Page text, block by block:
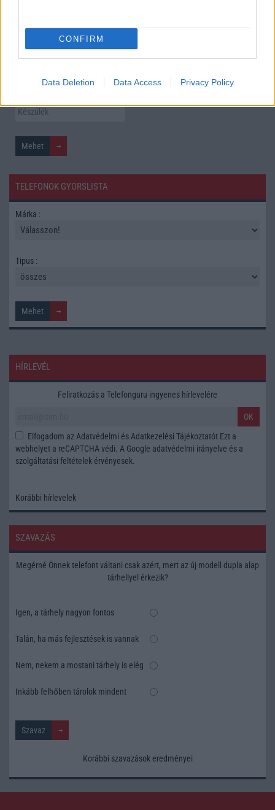
CONFIRM
Data Deletion Data Access Privacy Policy
Mennyibe kerül
Keressen a telefonboltok ajánlatai között!
TELEFONOK GYORSLISTA
Márka :
Tipus :
HÍRLEVÉL
Feliratkozás a Telefonguru ingyenes hírlevelére
OK
Elfogadom az Adatvédelmi és Adatkezelési Tájékoztatót Ezt a
webhelyet a reCAPTCHA védi. A Google adatvédelmi irányelve és a
szolgáltatási feltételek érvényesek.
Korábbi hírlevelek
SZAVAZÁS
Megérné Önnek telefont váltani csak azért, mert az új modell dupla alap
tárhellyel érkezik?
Igen, a tárhely nagyon fontos
Talán, ha más fejlesztések is vannak
Nem, nekem a mostani tárhely is elég
Inkább felhőben tárolok mindent
Korábbi szavazások eredményei